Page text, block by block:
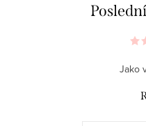
Jako